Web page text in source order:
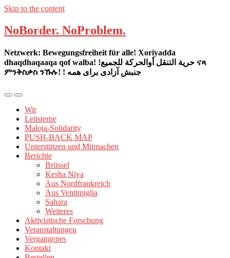
Skip to the content
NoBorder. NoProblem.
Netzwerk: Bewegungsfreiheit für alle! Xoriyadda
dhaqdhaqaaqa qof walba! !حرية التنقل أوالحركة للجميع ናጻ
ምንቅስቃስ ንኹሉ! ! جنبش آزادی برای همه
Mobil-
umschalten
Suchfeld
umschalten
Wir
Leitsterne
Maloja-Solidarity
PUSH-BACK MAP
Unterstützen und Mitmachen
Berichte
Brüssel
Kesha Niya
Aus Nordfrankreich
Aus Ventimiglia
Sahara
Weiteres
Aktivistische Forschung
Veranstaltungen
Vergangenes
Kontakt